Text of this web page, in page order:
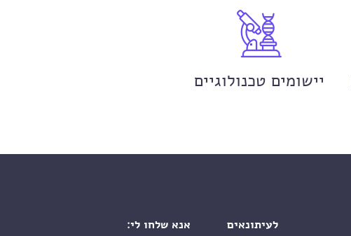
יישומים טכנולוגיים
לעיתונאים אנא שלחו לי: